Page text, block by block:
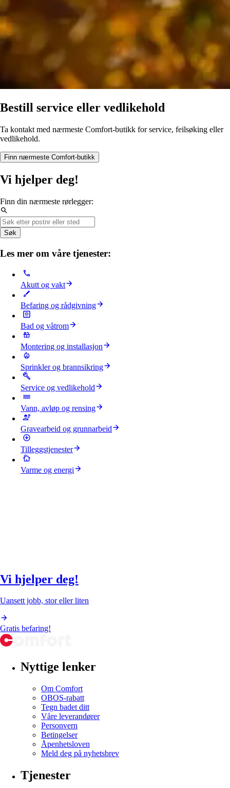
Bestill service eller vedlikehold
Ta kontakt med nærmeste Comfort-butikk for service, feilsøking eller
vedlikehold.
Finn nærmeste Comfort-butikk
Vi hjelper deg!
Finn din nærmeste rørlegger:
Søk
Les mer om våre tjenester:
Akutt og vakt
Befaring og rådgivning
Bad og våtrom
Montering og installasjon
Sprinkler og brannsikring
Service og vedlikehold
Vann, avløp og rensing
Gravearbeid og grunnarbeid
Tilleggstjenester
Varme og energi
Vi hjelper deg!
Uansett jobb, stor eller liten
Gratis befaring!
Nyttige lenker
Om Comfort
OBOS-rabatt
Tegn badet ditt
Våre leverandører
Personvern
Betingelser
Åpenhetsloven
Meld deg på nyhetsbrev
Tjenester